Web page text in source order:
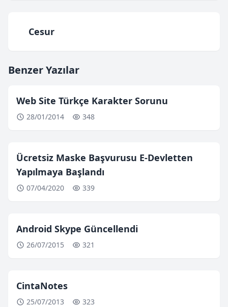
Cesur
Benzer Yazılar
Web Site Türkçe Karakter Sorunu
28/01/2014 348
Ücretsiz Maske Başvurusu E-Devletten
Yapılmaya Başlandı
07/04/2020 339
Android Skype Güncellendi
26/07/2015 321
CintaNotes
25/07/2013 323